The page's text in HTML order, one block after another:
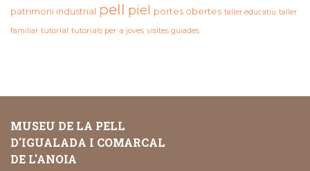
patrimoni industrial pell piel portes obertes taller educatiu taller
familiar tutorial tutorials per a joves visites guiades
MUSEU DE LA PELL
D'IGUALADA I COMARCAL
DE L'ANOIA